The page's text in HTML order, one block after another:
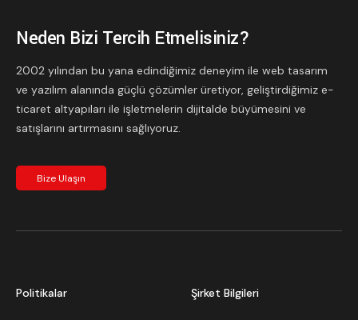
Neden Bizi Tercih Etmelisiniz?
2002 yılından bu yana edindiğimiz deneyim ile web tasarım
ve yazılım alanında güçlü çözümler üretiyor, geliştirdiğimiz e-
ticaret altyapıları ile işletmelerin dijitalde büyümesini ve
satışlarını artırmasını sağlıyoruz.
Bize Ulaşın
Politikalar Şirket Bilgileri